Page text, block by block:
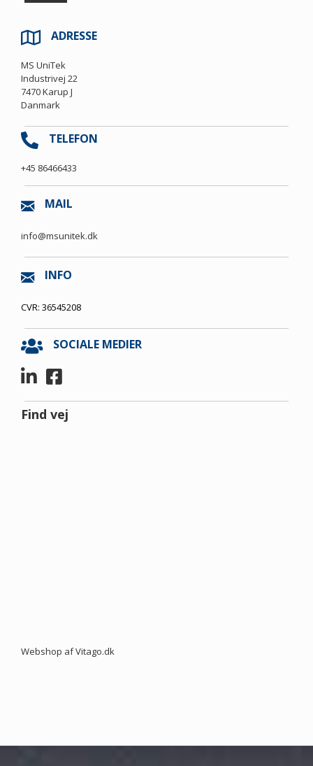
ADRESSE
MS UniTek
Industrivej 22
7470 Karup J
Danmark
TELEFON
+45 86466433
MAIL
info@msunitek.dk
INFO
CVR: 36545208
SOCIALE MEDIER
Find vej
Webshop af Vitago.dk